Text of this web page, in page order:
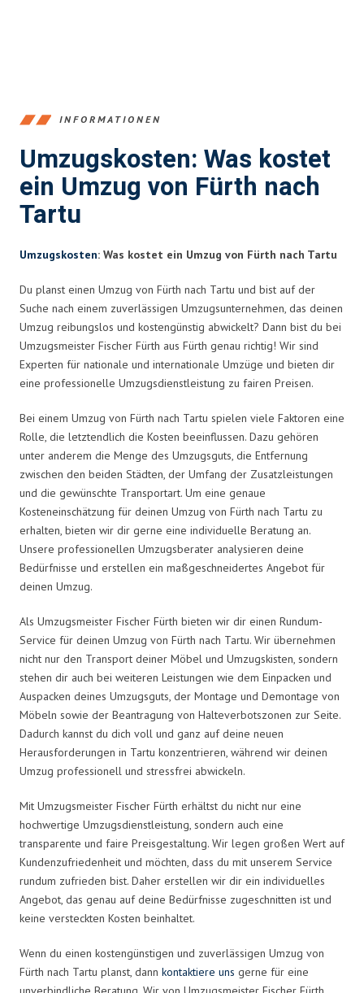
INFORMATIONEN
Umzugskosten: Was kostet
ein Umzug von Fürth nach
Tartu
Umzugskosten: Was kostet ein Umzug von Fürth nach Tartu
Du planst einen Umzug von Fürth nach Tartu und bist auf der
Suche nach einem zuverlässigen Umzugsunternehmen, das deinen
Umzug reibungslos und kostengünstig abwickelt? Dann bist du bei
Umzugsmeister Fischer Fürth aus Fürth genau richtig! Wir sind
Experten für nationale und internationale Umzüge und bieten dir
eine professionelle Umzugsdienstleistung zu fairen Preisen.
Bei einem Umzug von Fürth nach Tartu spielen viele Faktoren eine
Rolle, die letztendlich die Kosten beeinflussen. Dazu gehören
unter anderem die Menge des Umzugsguts, die Entfernung
zwischen den beiden Städten, der Umfang der Zusatzleistungen
und die gewünschte Transportart. Um eine genaue
Kosteneinschätzung für deinen Umzug von Fürth nach Tartu zu
erhalten, bieten wir dir gerne eine individuelle Beratung an.
Unsere professionellen Umzugsberater analysieren deine
Bedürfnisse und erstellen ein maßgeschneidertes Angebot für
deinen Umzug.
Als Umzugsmeister Fischer Fürth bieten wir dir einen Rundum-
Service für deinen Umzug von Fürth nach Tartu. Wir übernehmen
nicht nur den Transport deiner Möbel und Umzugskisten, sondern
stehen dir auch bei weiteren Leistungen wie dem Einpacken und
Auspacken deines Umzugsguts, der Montage und Demontage von
Möbeln sowie der Beantragung von Halteverbotszonen zur Seite.
Dadurch kannst du dich voll und ganz auf deine neuen
Herausforderungen in Tartu konzentrieren, während wir deinen
Umzug professionell und stressfrei abwickeln.
Mit Umzugsmeister Fischer Fürth erhältst du nicht nur eine
hochwertige Umzugsdienstleistung, sondern auch eine
transparente und faire Preisgestaltung. Wir legen großen Wert auf
Kundenzufriedenheit und möchten, dass du mit unserem Service
rundum zufrieden bist. Daher erstellen wir dir ein individuelles
Angebot, das genau auf deine Bedürfnisse zugeschnitten ist und
keine versteckten Kosten beinhaltet.
Wenn du einen kostengünstigen und zuverlässigen Umzug von
Fürth nach Tartu planst, dann kontaktiere uns gerne für eine